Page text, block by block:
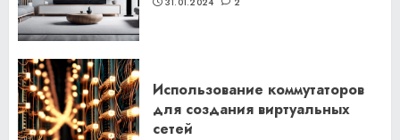
Использование коммутаторов
для создания виртуальных
сетей